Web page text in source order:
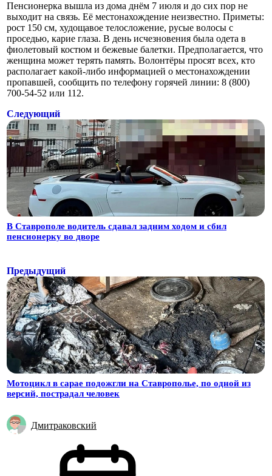
Пенсионерка вышла из дома днём 7 июля и до сих пор не
выходит на связь. Её местонахождение неизвестно. Приметы:
рост 150 см, худощавое телосложение, русые волосы с
проседью, карие глаза. В день исчезновения была одета в
фиолетовый костюм и бежевые балетки. Предполагается, что
женщина может терять память. Волонтёры просят всех, кто
располагает какой-либо информацией о местонахождении
пропавшей, сообщить по телефону горячей линии: 8 (800)
700-54-52 или 112.
Следующий
В Ставрополе водитель сдавал задним ходом и сбил
пенсионерку во дворе
Предыдущий
Мотоцикл в сарае подожгли на Ставрополье, по одной из
версий, пострадал человек
Дмитраковский